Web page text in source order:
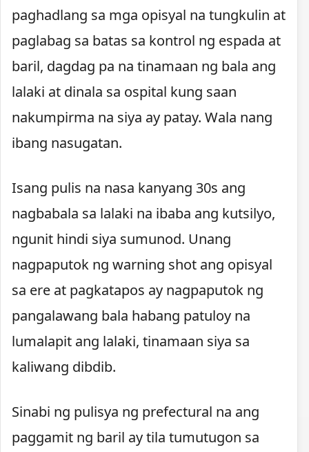
paghadlang sa mga opisyal na tungkulin at
paglabag sa batas sa kontrol ng espada at
baril, dagdag pa na tinamaan ng bala ang
lalaki at dinala sa ospital kung saan
nakumpirma na siya ay patay. Wala nang
ibang nasugatan.
Isang pulis na nasa kanyang 30s ang
nagbabala sa lalaki na ibaba ang kutsilyo,
ngunit hindi siya sumunod. Unang
nagpaputok ng warning shot ang opisyal
sa ere at pagkatapos ay nagpaputok ng
pangalawang bala habang patuloy na
lumalapit ang lalaki, tinamaan siya sa
kaliwang dibdib.
Sinabi ng pulisya ng prefectural na ang
paggamit ng baril ay tila tumutugon sa